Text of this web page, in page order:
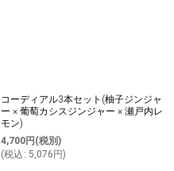
コーディアル3本セット(柚子ジンジャ
ー × 葡萄カシスジンジャー × 瀬戸内レ
モン)
4,700円 (税別)
(税込 : 5,076 円)